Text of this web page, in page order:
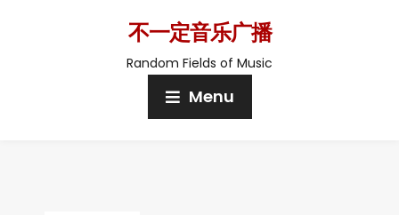
不一定音乐广播
Random Fields of Music
Menu